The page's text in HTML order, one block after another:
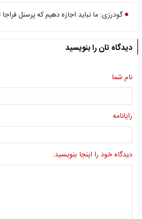
گودرزی: ما نباید اجازه دهیم که پرسنل
دیدگاه تان را بنویسید
نام شما
رایانامه
دیدگاه خود را اینجا بنویسید: